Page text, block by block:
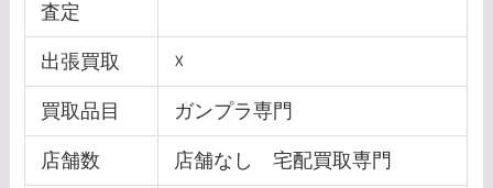
査定
出張買取 ☓
買取品目 ガンプラ専門
店舗数 店舗なし 宅配買取専門